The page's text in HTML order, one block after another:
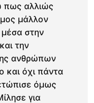
πως αλλιώς
μάλλον
στην
την
ανθρώπων
και όχι πάντα
όμως
για